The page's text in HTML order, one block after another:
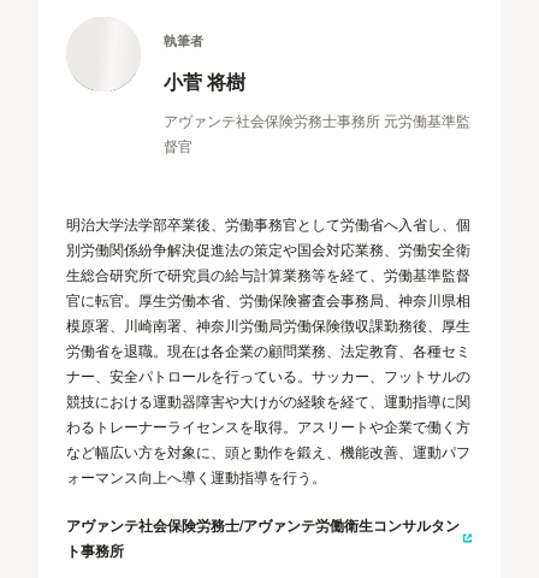
執筆者
小菅 将樹
アヴァンテ社会保険労務士事務所 元労働基準監
督官
明治大学法学部卒業後、労働事務官として労働省へ入省し、個
別労働関係紛争解決促進法の策定や国会対応業務、労働安全衛
生総合研究所で研究員の給与計算業務等を経て、労働基準監督
官に転官。厚生労働本省、労働保険審査会事務局、神奈川県相
模原署、川崎南署、神奈川労働局労働保険徴収課勤務後、厚生
労働省を退職。現在は各企業の顧問業務、法定教育、各種セミ
ナー、安全パトロールを行っている。サッカー、フットサルの
競技における運動器障害や大けがの経験を経て、運動指導に関
わるトレーナーライセンスを取得。アスリートや企業で働く方
など幅広い方を対象に、頭と動作を鍛え、機能改善、運動パフ
ォーマンス向上へ導く運動指導を行う。
アヴァンテ社会保険労務士/アヴァンテ労働衛生コンサルタン
ト事務所